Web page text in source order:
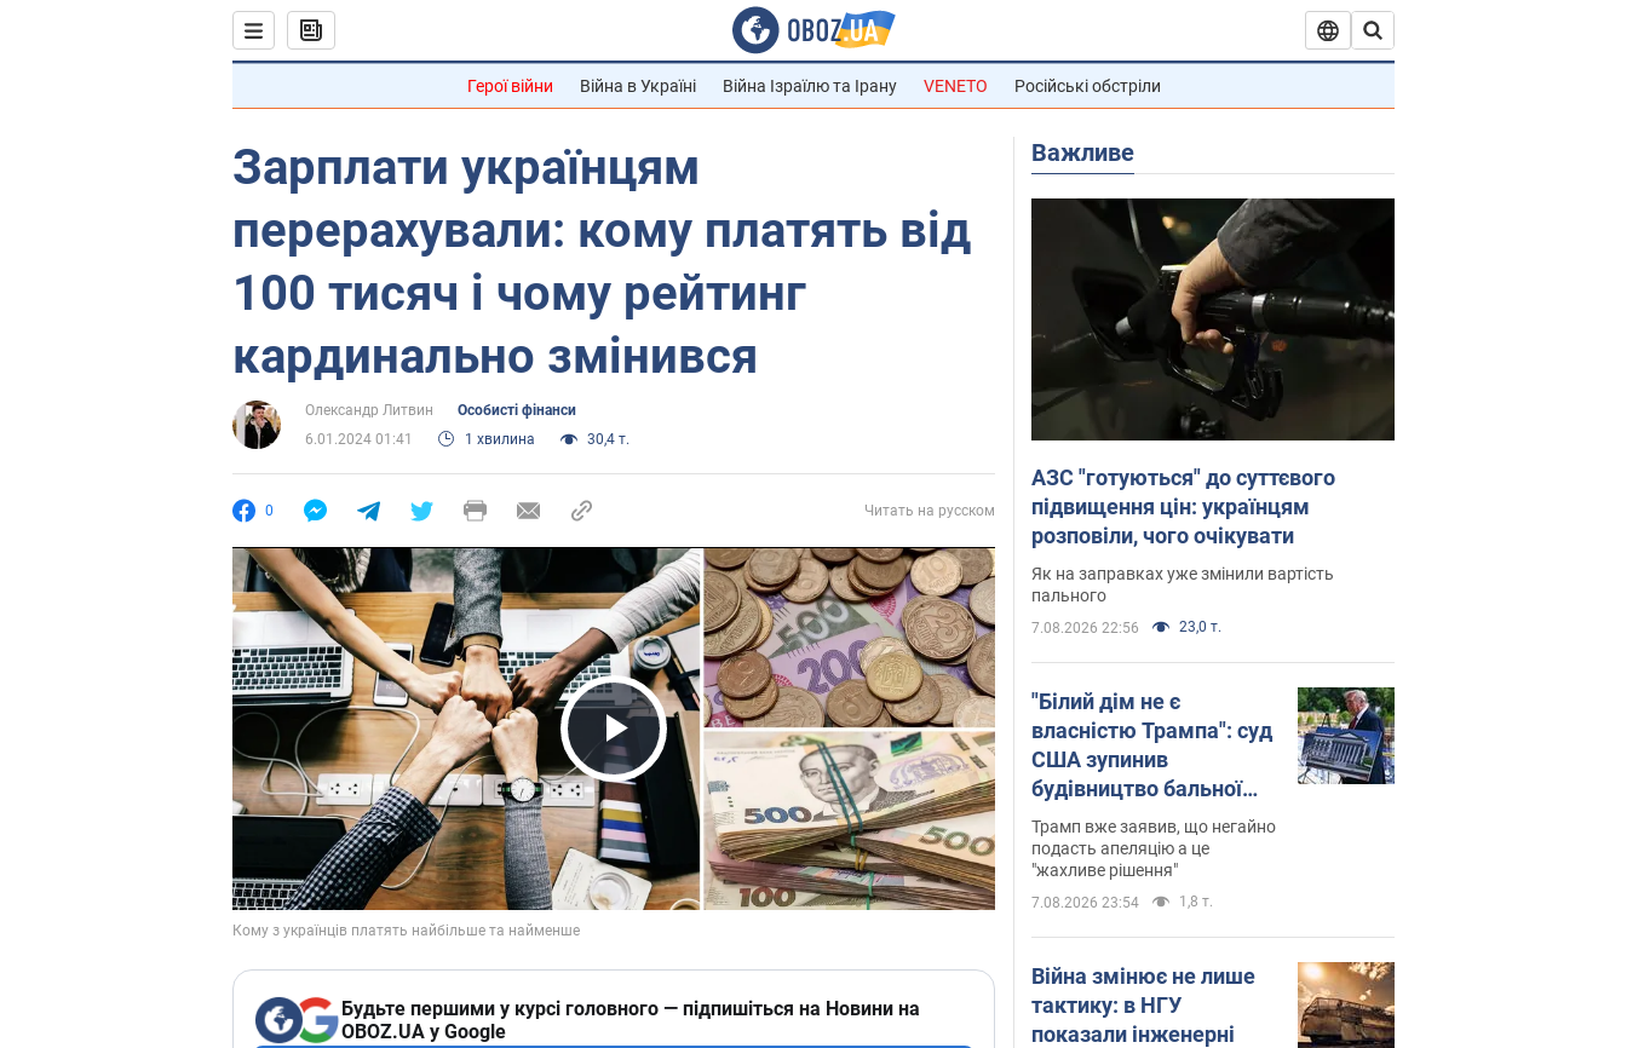
Герої війни Війна в Україні Війна Ізраїлю та Ірану VENETO Російські обстріли
Зарплати українцям
перерахували: кому платять від
100 тисяч і чому рейтинг
кардинально змінився
Олександр Литвин
Особисті фінанси
6.01.2024 01:41
1 хвилина 30,4 т.
0 Читать на русском
Play Video
Будьте першими у курсі головного — підпишіться на Новини на
OBOZ.UA у Google
Важливе
АЗС "готуються" до суттєвого
підвищення цін: українцям
розповіли, чого очікувати
Як на заправках уже змінили вартість
пального
7.08.2026 22:56 23,0 т.
"Білий дім не є
власністю Трампа": суд
США зупинив
будівництво бальної
зали за $400 млн
Трамп вже заявив, що негайно
подасть апеляцію а це
"жахливе рішення"
7.08.2026 23:54 1,8 т.
Війна змінює не лише
тактику: в НГУ
показали інженерні